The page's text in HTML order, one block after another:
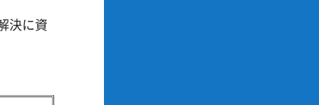
決に資